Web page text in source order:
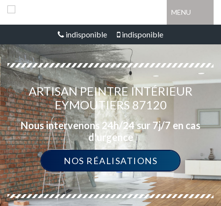
MENU
indisponible indisponible
ARTISAN PEINTRE INTÉRIEUR
EYMOUTIERS 87120
Nous intervenons 24h/24 sur 7j/7 en cas
d'urgence
NOS RÉALISATIONS